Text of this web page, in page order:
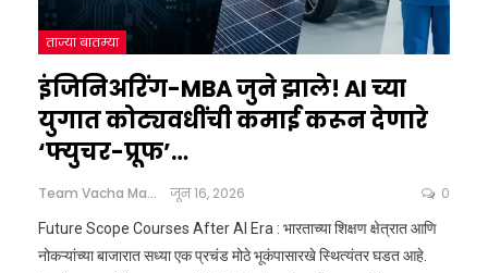
ताज्या बातम्या
इंजिनिअरिंग-MBA जुने झाले! AI च्या
युगात कोट्यवधींची कमाई करून देणारे
‘फ्युचर-प्रूफ’…
Team Vacha Marathi जून 16, 2026 0
Future Scope Courses After AI Era : भारताच्या शिक्षण क्षेत्रात आणि
नोकऱ्यांच्या बाजारात सध्या एक प्रचंड मोठे भूकंपासारखे स्थित्यंतर घडत आहे.